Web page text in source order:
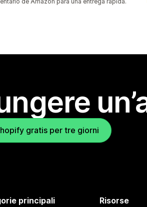
gratis per tre giorni
principali Risorse